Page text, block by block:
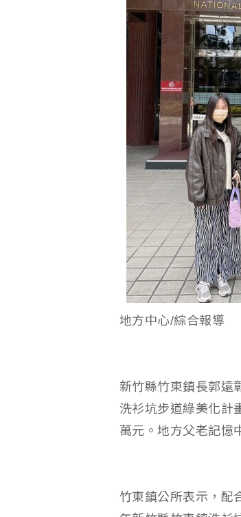
地方中心/綜合報導
新竹縣竹東鎮長郭遠
洗衫坑步道綠美化計
萬元。地方父老記憶
竹東鎮公所表示，配